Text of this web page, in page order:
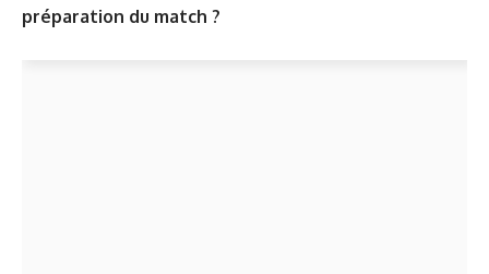
préparation du match ?